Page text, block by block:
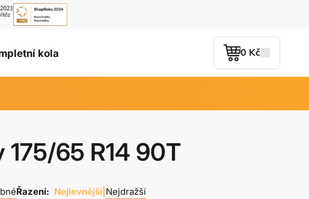
0 Kč
kola
175/65 R14 90T
Řazení: Nejlevnější| Nejdražší